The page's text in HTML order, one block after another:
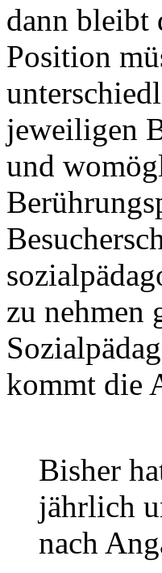
dann bleibt
Position
jeweiligen
und
zu nehmen
kommt die
Bisher
jährlich
nach